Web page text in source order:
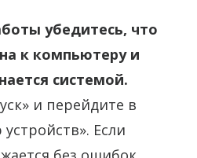
убедитесь, что
к компьютеру и
системой.
и перейдите в
Если